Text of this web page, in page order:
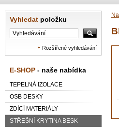
Vyhledat položku
Rozšířené vyhledávání
E-SHOP - naše nabídka
TEPELNÁ IZOLACE
OSB DESKY
ZDÍCÍ MATERIÁLY
STŘEŠNÍ KRYTINA BESK